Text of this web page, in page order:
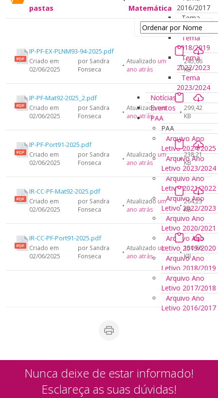
2016/2017
Tema
2017/2018
Tema
2018/2019
Tema
2022/2023
Tema
2023/2024
Notícias
Eventos
PAA
PAA
Arquivo Ano
Letivo 2024/2025
Arquivo Ano
Letivo 2023/2024
Arquivo Ano
Letivo 2021/2022
Arquivo Ano
Letivo 2022/2023
Arquivo Ano
Letivo 2020/2021
Arquivo Ano
Letivo 2019/2020
Arquivo Ano
Letivo 2018/2019
Arquivo Ano
Letivo 2017/2018
Arquivo Ano
Letivo 2016/2017
pastas Matemática
IP-PF-EX-PLNM93-94-2025.pdf
Criado em
02/06/2025
por Sandra
Fonseca
• Atualizado um
ano atrás
• 245,66
KB
IP-PF-Mat92-2025_2.pdf
Criado em
02/06/2025
por Sandra
Fonseca
• Atualizadoum
ano atrás
• 299,42
KB
IP-PF-Port91-2025.pdf
Criado em
02/06/2025
por Sandra
Fonseca
• Atualizado um
ano atrás
• 238,21
KB
IR-CC-PF-Mat92-2025.pdf
Criado em
02/06/2025
por Sandra
Fonseca
• Atualizado um
ano atrás
• 264,23
KB
IR-CC-PF-Port91-2025.pdf
Criado em
02/06/2025
por Sandra
Fonseca
• Atualizado um
ano atrás
• 150,66
KB
Nunca deixe de estar informado!
Esclareça as suas dúvidas!